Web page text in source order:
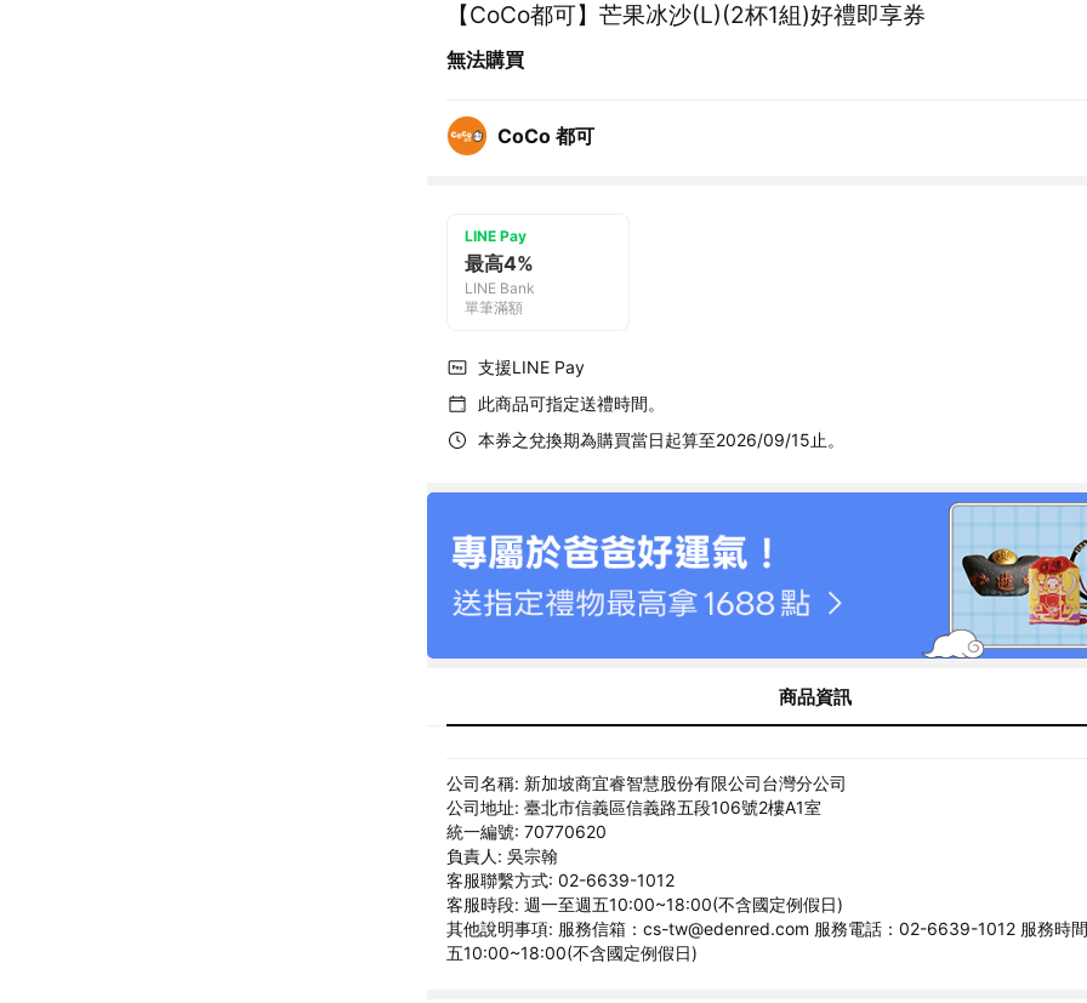
【CoCo都可】芒果冰沙(L)(2杯1組)好禮即享券
無法購買
CoCo 都可
LINE Pay
最高4%
LINE Bank
單筆滿額
支援LINE Pay
此商品可指定送禮時間。
本券之兌換期為購買當日起算至2026/09/15止。
商品資訊
公司名稱: 新加坡商宜睿智慧股份有限公司台灣分公司
公司地址: 臺北市信義區信義路五段106號2樓A1室
統一編號: 70770620
負責人: 吳宗翰
客服聯繫方式: 02-6639-1012
客服時段: 週一至週五10:00~18:00(不含國定例假日)
其他說明事項: 服務信箱：cs-tw@edenred.com 服務電話：02-6639-1012 服務時
五10:00~18:00(不含國定例假日)